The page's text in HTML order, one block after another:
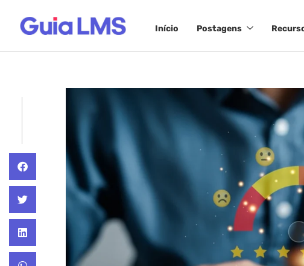
Início Postagens